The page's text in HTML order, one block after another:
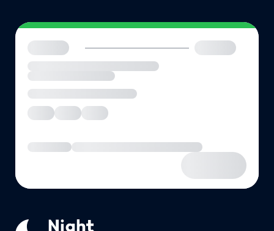
Nous vérifions les offres disponibles auprès du prestataire...